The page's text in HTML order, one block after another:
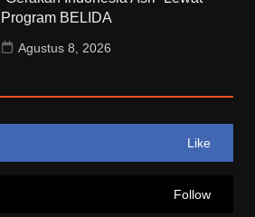
Program BELIDA
Agustus 8, 2026
Like
Follow